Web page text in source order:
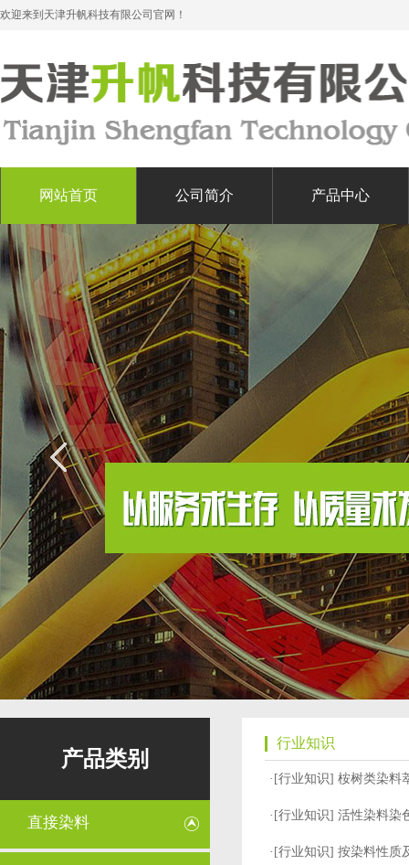
欢迎来到天津升帆科技有限公司官网！
网站首页 公司简介 产品中心
产品类别
直接染料
行业知识
·[行业知识] 桉树类染料
·[行业知识] 活性染料染
·[行业知识] 按染料性质